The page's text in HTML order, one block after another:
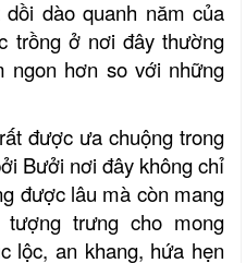
dào quanh năm của
trồng ở nơi đây thường
ngon hơn so với những
được ưa chuộng trong
Bưởi nơi đây không chỉ
được lâu mà còn mang
trưng cho mong
lộc, an khang, hứa hẹn